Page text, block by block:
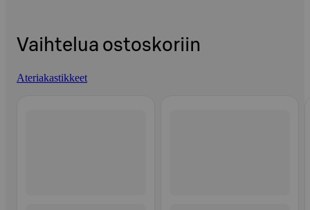
Vaihtelua ostoskoriin
Ateriakastikkeet